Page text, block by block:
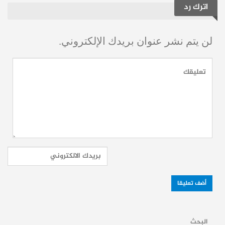
خبرة في الدوري الإيطالي مع روما.
كيرت زوما وسيرجيو ريغيلون: لاعبان سابقان
في الدوري الإنجليزي، يمكن أن يشكلا إضافة
قوية لأي دفاع.
على مستوى الهجوم، تضم قائمة اللاعبين
المتاحين بعد الميركاتو أسماءً لها باع طويل في
الكرة الأوروبية:
اترك رد
لن يتم نشر عنوان بريدك الإلكتروني.
البحث